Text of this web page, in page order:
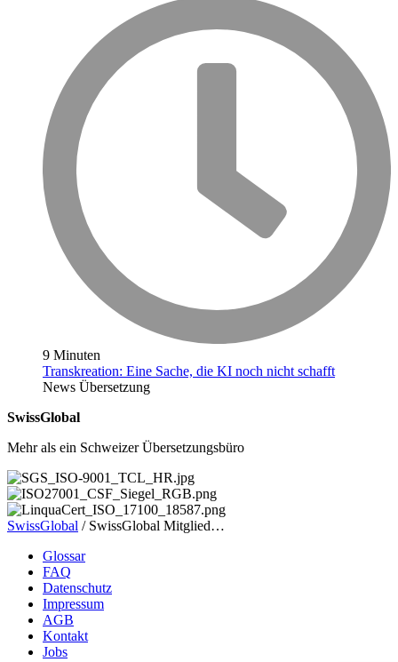
9 Minuten
Transkreation: Eine Sache, die KI noch nicht schafft
News Übersetzung
SwissGlobal
Mehr als ein Schweizer Übersetzungsbüro
SwissGlobal / SwissGlobal Mitglied…
Glossar
FAQ
Datenschutz
Impressum
AGB
Kontakt
Jobs